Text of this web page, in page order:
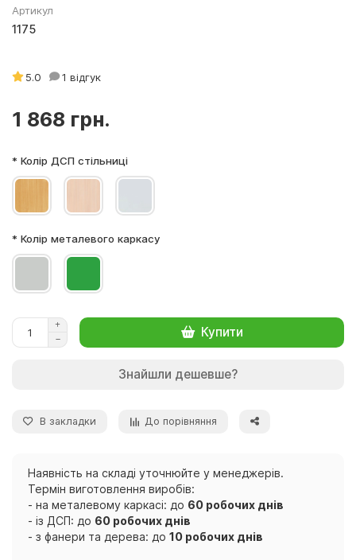
Артикул
1175
5.0 1 відгук
1 868 грн.
* Колір ДСП стільниці
* Колір металевого каркасу
Купити
Знайшли дешевше?
В закладки До порівняння
Наявність на складі уточнюйте у менеджерів.
Термін виготовлення виробів:
- на металевому каркасі: до 60 робочих днів
- із ДСП: до 60 робочих днів
- з фанери та дерева: до 10 робочих днів